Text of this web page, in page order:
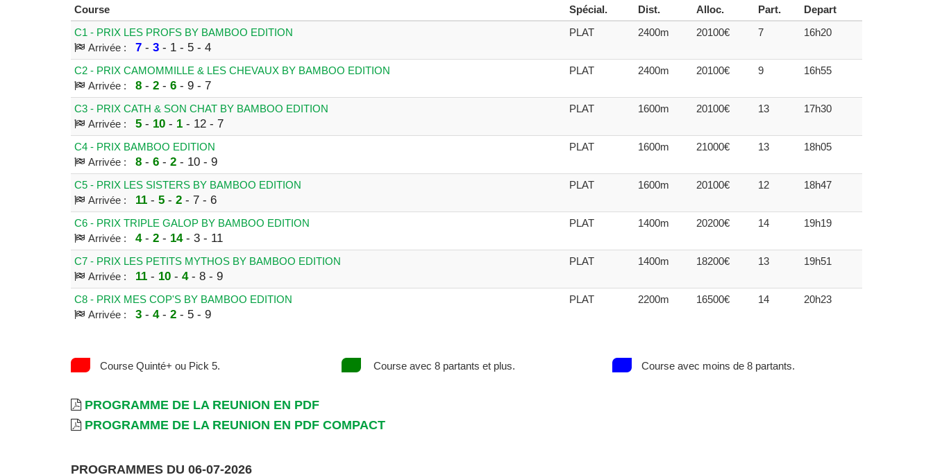
Course Spécial. Dist. Alloc. Part.
Depart
C1 - PRIX LES PROFS BY BAMBOO EDITION
Arrivée :
7- 3- 1 - 5 - 4
PLAT 2400m 20100€ 7 16h20
C2 - PRIX CAMOMMILLE & LES CHEVAUX BY BAMBOO EDITION
Arrivée :
8- 2- 6- 9 - 7
PLAT 2400m 20100€ 9 16h55
C3 - PRIX CATH & SON CHAT BY BAMBOO EDITION
Arrivée :
5- 10- 1- 12 - 7
PLAT 1600m 20100€ 13 17h30
C4 - PRIX BAMBOO EDITION
Arrivée :
8- 6- 2- 10 - 9
PLAT 1600m 21000€ 13 18h05
C5 - PRIX LES SISTERS BY BAMBOO EDITION
Arrivée :
11- 5- 2- 7 - 6
PLAT 1600m 20100€ 12 18h47
C6 - PRIX TRIPLE GALOP BY BAMBOO EDITION
Arrivée :
4- 2- 14- 3 - 11
PLAT 1400m 20200€ 14 19h19
C7 - PRIX LES PETITS MYTHOS BY BAMBOO EDITION
Arrivée :
11- 10- 4- 8 - 9
PLAT 1400m 18200€ 13 19h51
C8 - PRIX MES COP'S BY BAMBOO EDITION
Arrivée :
3- 4- 2- 5 - 9
PLAT 2200m 16500€ 14 20h23
Course Quinté+ ou Pick 5. Course avec 8 partants et plus. Course avec moins de 8 partants.
PROGRAMME DE LA REUNION EN PDF
PROGRAMME DE LA REUNION EN PDF COMPACT
PROGRAMMES DU 06-07-2026